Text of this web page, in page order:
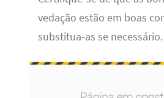
vedação estão em boas
substitua-as se necessário.